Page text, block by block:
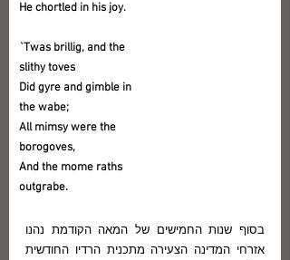
He chortled in his joy.
`Twas brillig, and the
slithy toves
Did gyre and gimble in
the wabe;
All mimsy were the
borogoves,
And the mome raths
outgrabe.
אזרחי המדינה הצעירה מתכנית הרדיו החודשית